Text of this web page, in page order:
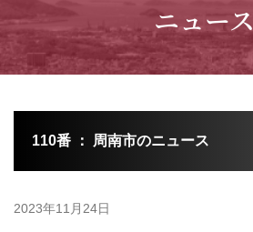
ニュース
110番 ： 周南市のニュース
2023年11月24日